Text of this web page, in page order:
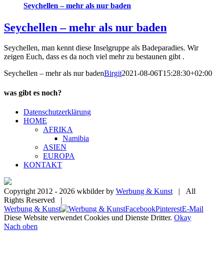
Seychellen – mehr als nur baden
Seychellen – mehr als nur baden
Seychellen, man kennt diese Inselgruppe als Badeparadies. Wir
zeigen Euch, dass es da noch viel mehr zu bestaunen gibt .
Seychellen – mehr als nur badenBirgit2021-08-06T15:28:30+02:00
was gibt es noch?
Datenschutzerklärung
HOME
AFRIKA
Namibia
ASIEN
EUROPA
KONTAKT
Copyright 2012 - 2026 wkbilder by Werbung & Kunst | All
Rights Reserved |
Werbung & Kunst
FacebookPinterestE-Mail
Diese Website verwendet Cookies und Dienste Dritter. Okay
Nach oben